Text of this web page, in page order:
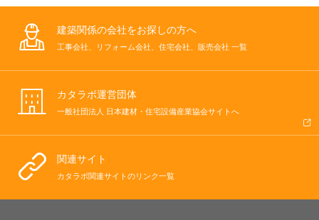
建築関係の会社をお探しの方へ
工事会社、リフォーム会社、住宅会社、販売会社 一覧
カタラボ運営団体
一般社団法人 日本建材・住宅設備産業協会サイトへ
関連サイト
カタラボ関連サイトのリンク一覧